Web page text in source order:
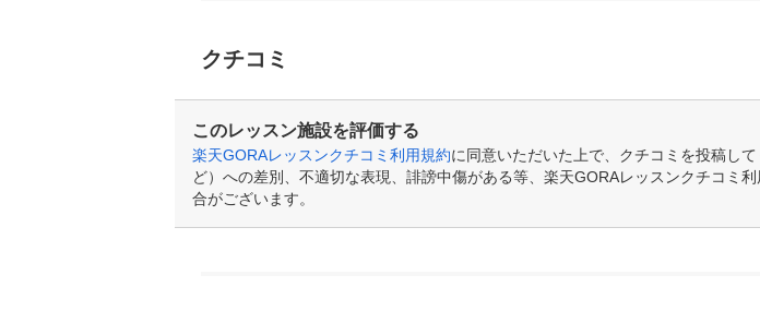
クチコミ
このレッスン施設を評価する
楽天GORAレッスンクチコミ利用規約に同意いただいた上で、クチコミを投稿し
ど）への差別、不適切な表現、誹謗中傷がある等、楽天GORAレッスンクチコミ
合がございます。